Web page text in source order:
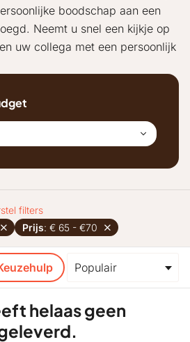
boodschap aan een
Neemt u snel een kijkje op
uw collega met een persoonlijk
filters
Prijs: € 65 - €70
helaas geen